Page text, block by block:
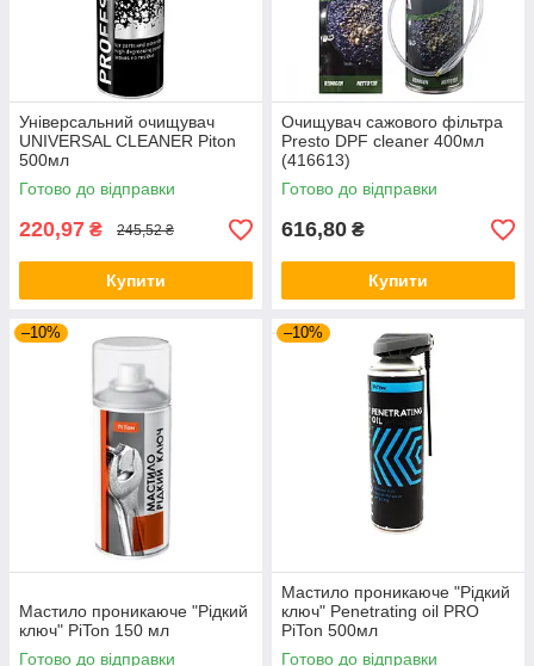
Універсальний очищувач
UNIVERSAL CLEANER Piton
500мл
Готово до відправки
220,97 ₴ 245,52 ₴
Купити
Очищувач сажового фільтра
Presto DPF cleaner 400мл
(416613)
Готово до відправки
616,80 ₴
Купити
–10%
Мастило проникаюче "Рідкий
ключ" PiTon 150 мл
Готово до відправки
–10%
Мастило проникаюче "Рідкий
ключ" Penetrating oil PRO
PiTon 500мл
Готово до відправки